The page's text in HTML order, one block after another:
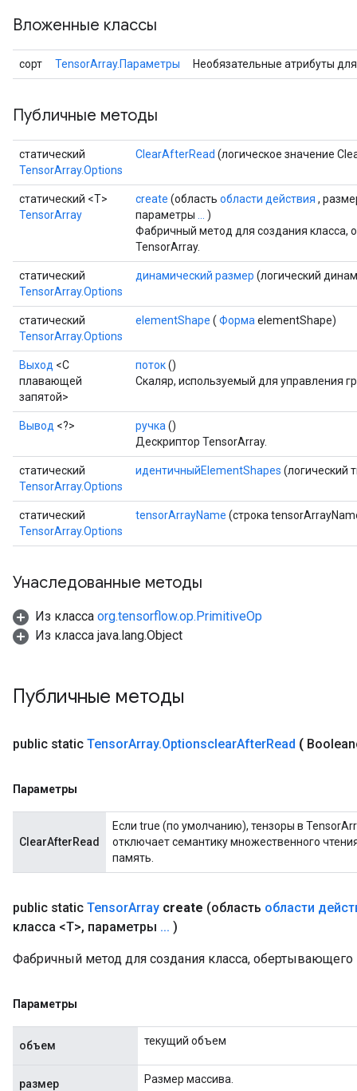
Вложенные классы
сорт TensorArray.Параметры Необязательные атрибуты
Публичные методы
статический
TensorArray.Options
ClearAfterRead (логическое значение
статический <T>
TensorArray
create (область области действия ,
параметры
)
Фабричный метод для создания
TensorArray.
статический
TensorArray.Options
динамический размер (логический
статический
TensorArray.Options
elementShape ( Форма elementShape)
Выход <С
плавающей
запятой>
поток()
Скаляр, используемый для управления
Вывод <?> ручка ()
Дескриптор TensorArray.
статический
TensorArray.Options
идентичныйElementShapes (логический
статический
TensorArray.Options
tensorArrayName (строка
Унаследованные методы
Из класса org.tensorflow.op.PrimitiveOp
Из класса java.lang.Object
Публичные методы
public static TensorArray.OptionsclearAfterRead (
Параметры
ClearAfterRead
Если true (по умолчанию), тензоры в
отключает семантику множественного
память.
public static TensorArray create (область области
класса <T>, параметры ... )
Фабричный метод для создания класса,
Параметры
объем текущий объем
размер Размер массива.